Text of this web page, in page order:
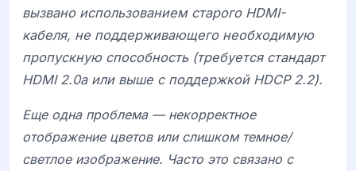
вызвано использованием старого HDMI-
кабеля, не поддерживающего необходимую
пропускную способность (требуется стандарт
HDMI 2.0aили выше с поддержкой HDCP 2.2).
Еще одна проблема — некорректное
отображение цветов или слишком темное/
светлое изображение. Часто это связано с